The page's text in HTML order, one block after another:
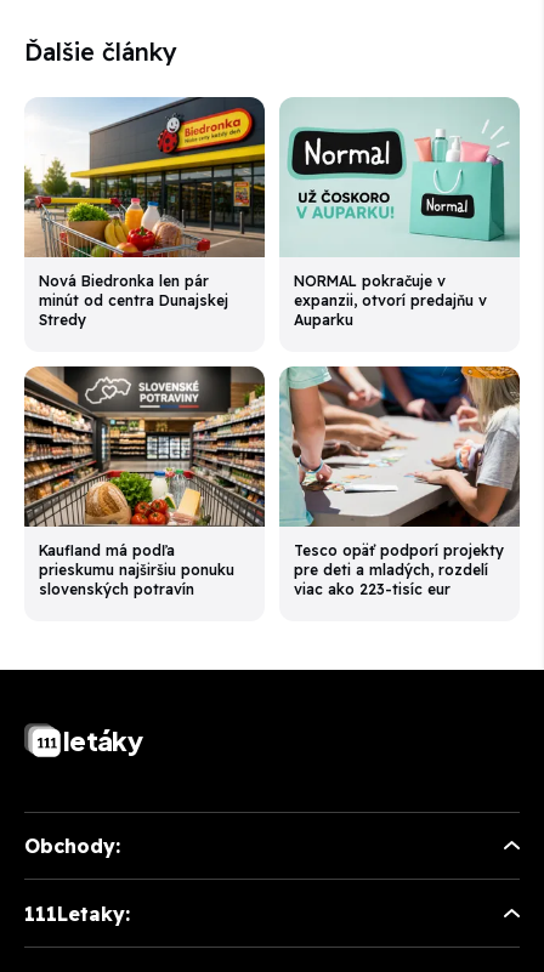
Ďalšie články
Nová Biedronka len pár
minút od centra Dunajskej
Stredy
NORMAL pokračuje v
expanzii, otvorí predajňu v
Auparku
Kaufland má podľa
prieskumu najširšiu ponuku
slovenských potravín
Tesco opäť podporí projekty
pre deti a mladých, rozdelí
viac ako 223-tisíc eur
letáky
Obchody:
111Letaky: